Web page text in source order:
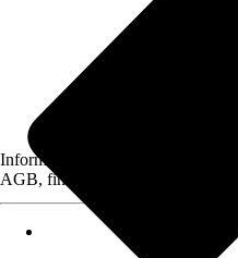
Informationen des Verkäufers,
AGB, finden Sie bei Klick auf den